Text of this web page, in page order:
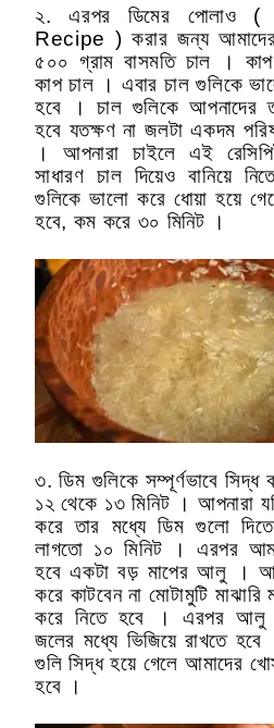
২. এরপর ডিমের পোলাও
Recipe ) করার জন্য আমাদের
৫০০ গ্রাম বাসমতি চাল । কাপ
কাপ চাল । এবার চাল গুলিকে
হবে । চাল গুলিকে আপনাদের
হবে যতক্ষণ না জলটা একদম
। আপনারা চাইলে এই
সাধারণ চাল দিয়েও বানিয়ে
গুলিকে ভালো করে ধোয়া হয়ে
হবে, কম করে ৩০ মিনিট ।
৩. ডিম গুলিকে সম্পূর্ণভাবে সিদ্ধ
১২ থেকে ১৩ মিনিট । আপনারা
করে তার মধ্যে ডিম গুলো
লাগতো ১০ মিনিট । এরপর
হবে একটা বড় মাপের আলু ।
করে কাটবেন না মোটামুটি
করে নিতে হবে । এরপর আলু
জলের মধ্যে ভিজিয়ে রাখতে
গুলি সিদ্ধ হয়ে গেলে আমাদের
হবে ।